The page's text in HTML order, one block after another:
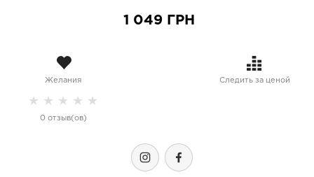
1 049 ГРН
Желания Следить за ценой
★ ★ ★ ★ ★
0 отзыв(ов)